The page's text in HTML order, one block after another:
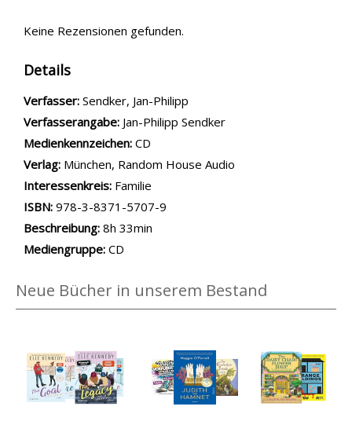
Keine Rezensionen gefunden.
Details
Verfasser: Suche nach diesem Verfasser
Sendker, Jan-Philipp
Verfasserangabe: Jan-Philipp Sendker
Medienkennzeichen: CD
Verlag: München, Random House Audio
opens in new tab
Diesen Link in neuem Tab öffnen
Suche nach dieser Systematik
Interessenkreis: Suche nach diesem Interessenskreis
Familie
ISBN: 978-3-8371-5707-9
Beschreibung: 8h 33min
Suche nach dieser Beteiligten Person
Mediengruppe: CD
Neue Bücher in unserem Bestand